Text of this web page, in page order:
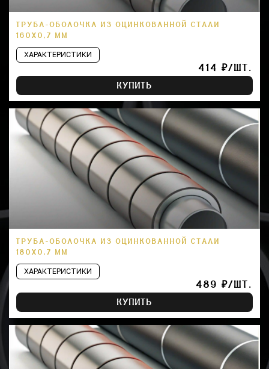
ТРУБА-ОБОЛОЧКА ИЗ ОЦИНКОВАННОЙ СТАЛИ
160Х0,7 ММ
ХАРАКТЕРИСТИКИ
414 ₽/ШТ.
КУПИТЬ
ТРУБА-ОБОЛОЧКА ИЗ ОЦИНКОВАННОЙ СТАЛИ
180Х0,7 ММ
ХАРАКТЕРИСТИКИ
489 ₽/ШТ.
КУПИТЬ